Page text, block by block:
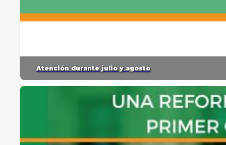
Atención durante julio y agosto